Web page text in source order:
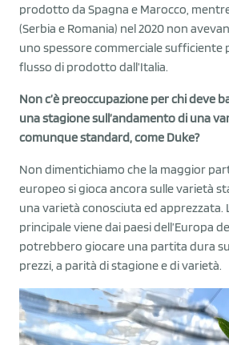
prodotto da Spagna e Marocco,
(Serbia e Romania) nel 2020 non
uno spessore commerciale sufficiente
flusso di prodotto dall’Italia.
Non c’è preoccupazione per chi deve
una stagione sull’andamento di una
comunque standard, come Duke?
Non dimentichiamo che la maggior
europeo si gioca ancora sulle varietà
una varietà conosciuta ed apprezzata.
principale viene dai paesi dell’Europa
potrebbero giocare una partita dura
prezzi, a parità di stagione e di varietà.